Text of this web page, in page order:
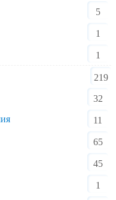
5
1
1
219
32
11
65
45
1